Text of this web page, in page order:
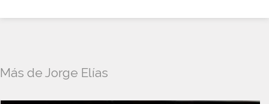
Más de Jorge Elías